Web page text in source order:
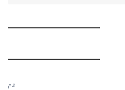
عام